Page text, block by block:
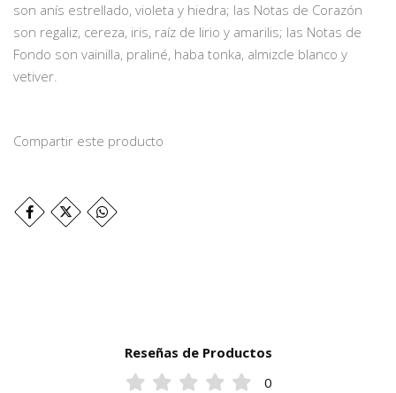
son anís estrellado, violeta y hiedra; las Notas de Corazón
son regaliz, cereza, iris, raíz de lirio y amarilis; las Notas de
Fondo son vainilla, praliné, haba tonka, almizcle blanco y
vetiver.
Compartir este producto
Reseñas de Productos
0